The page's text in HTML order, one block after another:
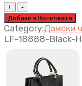
Дамска
чанта
Emma
черно
Добави в Количката
Category:Дамски
LF-18888-Black-